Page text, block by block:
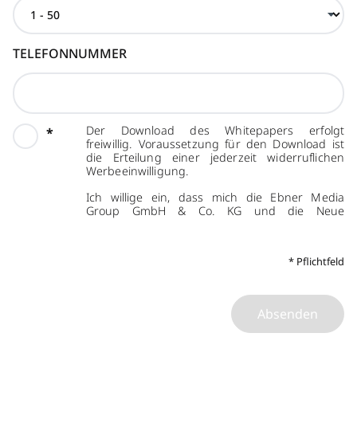
TELEFONNUMMER
*
Der Download des Whitepapers erfolgt
freiwillig. Voraussetzung für den Download ist
die Erteilung einer jederzeit widerruflichen
Werbeeinwilligung.
Ich willige ein, dass mich die Ebner Media
Group GmbH & Co. KG und die Neue
Webinare, weitere Verlagsprodukte sowie über
darf. Die Weitergabe meiner
personenbezogenen Daten an den Anbieter
des Whitepapers (Samsung Ads, 80 Strand,
für Produktinformationen
* Pflichtfeld
Absenden